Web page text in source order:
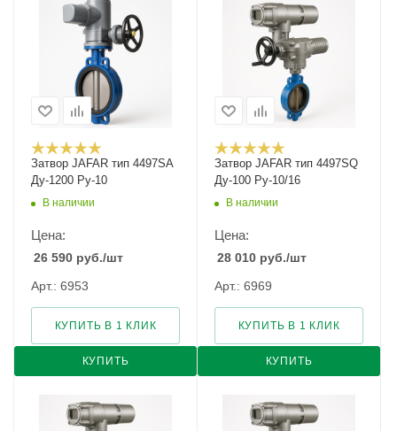
Затвор JAFAR тип 4497SA
Ду-1200 Ру-10
В наличии
Цена:
26 590 руб./шт
Арт.: 6953
КУПИТЬ
КУПИТЬ В 1 КЛИК
Затвор JAFAR тип 4497SQ
Ду-100 Ру-10/16
В наличии
Цена:
28 010 руб./шт
Арт.: 6969
КУПИТЬ
КУПИТЬ В 1 КЛИК